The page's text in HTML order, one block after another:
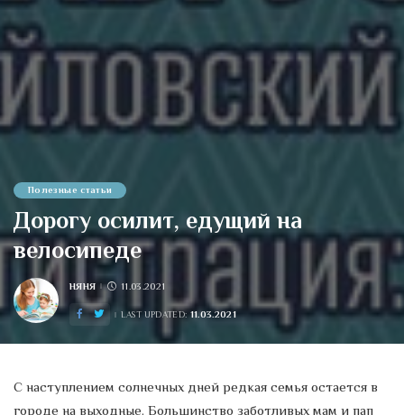
Полезные статьи
Дорогу осилит, едущий на
велосипеде
POSTED
BY
НЯНЯ 11.03.2021
LAST UPDATED: 11.03.2021
С наступлением солнечных дней редкая семья остается в
городе на выходные. Большинство заботливых мам и пап